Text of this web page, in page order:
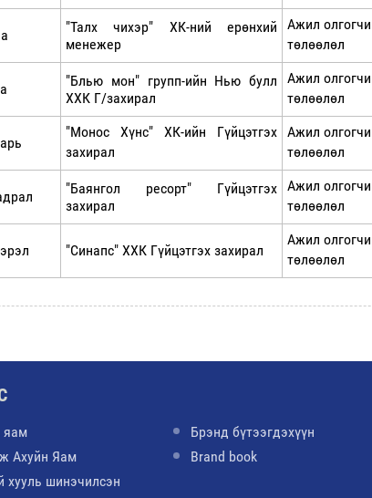
"Талх чихэр" ХК-ний ерөнхий
менежер
Ажил
төлөөлөл
"Блью мон" групп-ийн Нью булл
ХХК Г/захирал
Ажил
төлөөлөл
"Монос Хүнс" ХК-ийн Гүйцэтгэх
захирал
Ажил
төлөөлөл
"Баянгол ресорт" Гүйцэтгэх
захирал
Ажил
төлөөлөл
"Синапс" ХХК Гүйцэтгэх захирал
Ажил
төлөөлөл
яам
Ахуйн Яам
хууль шинэчилсэн
Брэнд бүтээгдэхүүн
Brand book